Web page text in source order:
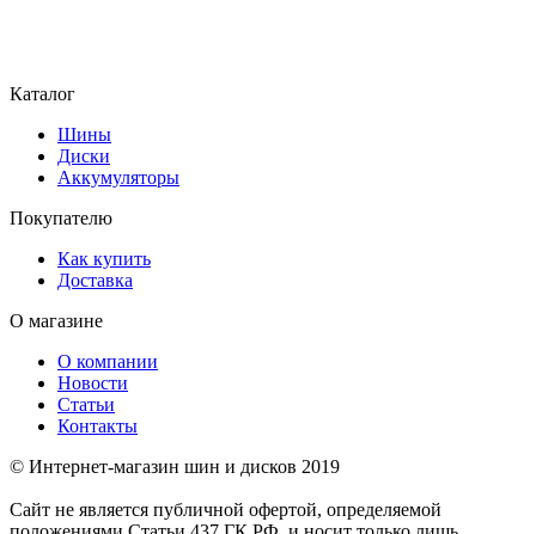
Каталог
Шины
Диски
Аккумуляторы
Покупателю
Как купить
Доставка
О магазине
О компании
Новости
Статьи
Контакты
© Интернет-магазин шин и дисков 2019
Сайт не является публичной офертой, определяемой